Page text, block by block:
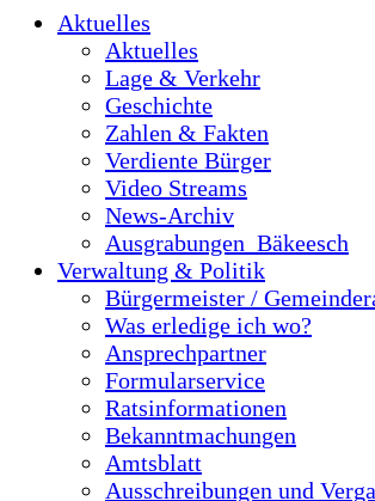
Aktuelles
Aktuelles
Lage & Verkehr
Geschichte
Zahlen & Fakten
Verdiente Bürger
Video Streams
News-Archiv
Ausgrabungen_Bäkeesch
Verwaltung & Politik
Bürgermeister /
Was erledige ich wo?
Ansprechpartner
Formularservice
Ratsinformationen
Bekanntmachungen
Amtsblatt
Ausschreibungen und